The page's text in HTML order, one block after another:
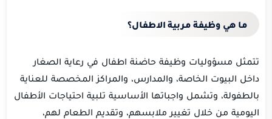
ما هي وظيفة مربية الاطفال؟
تتمثل مسؤوليات وظيفة حاضنة اطفال في رعاية الصغار
داخل البيوت الخاصة، والمدارس، والمراكز المخصصة للعناية
بالطفولة، وتشمل واجباتها الأساسية تلبية احتياجات الأطفال
اليومية من خلال تغيير ملابسهم، وتقديم الطعام لهم،